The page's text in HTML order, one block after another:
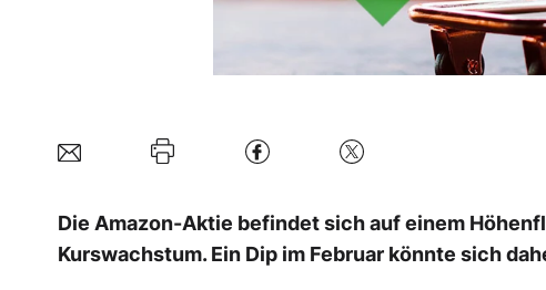
Die Amazon-Aktie befindet sich auf einem
Kurswachstum. Ein Dip im Februar könnte sich